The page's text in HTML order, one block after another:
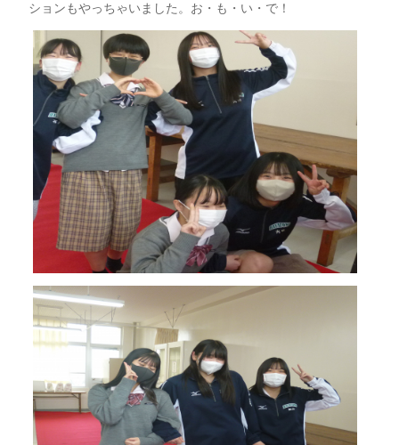
ションもやっちゃいました。お・も・い・で！